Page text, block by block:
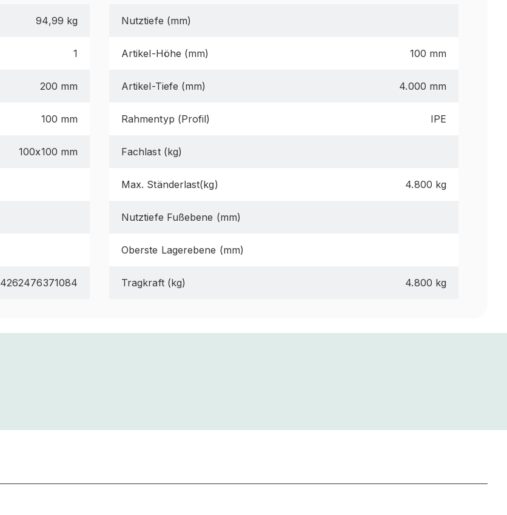
94,99 kg Nutztiefe (mm)
1 Artikel-Höhe (mm) 100 mm
200 mm Artikel-Tiefe (mm) 4.000 mm
100 mm Rahmentyp (Profil) IPE
100x100 mm Fachlast (kg)
Max. Ständerlast(kg) 4.800 kg
Nutztiefe Fußebene (mm)
Oberste Lagerebene (mm)
4262476371084 Tragkraft (kg) 4.800 kg